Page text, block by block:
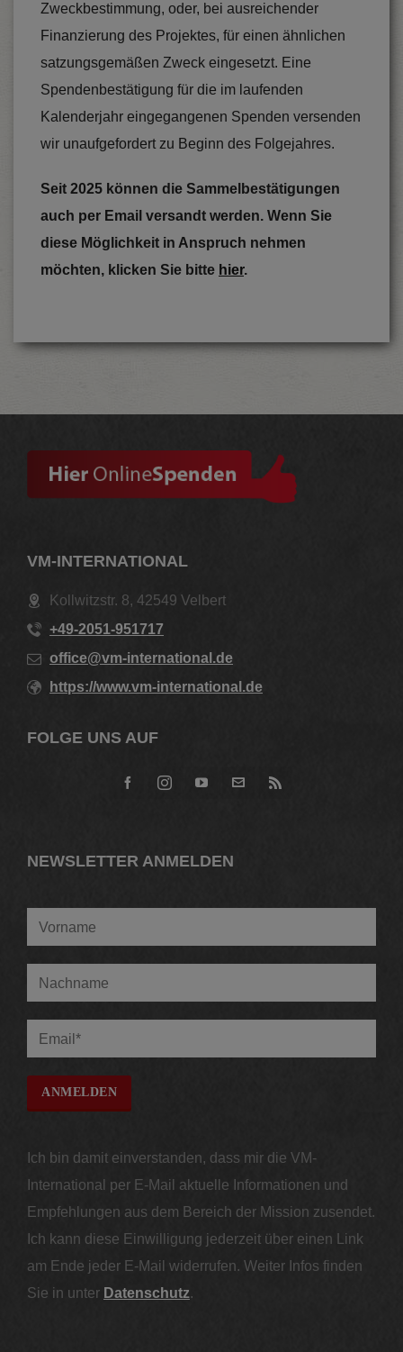
Zweckbestimmung, oder, bei ausreichender
Finanzierung des Projektes, für einen ähnlichen
satzungsgemäßen Zweck eingesetzt. Eine
Spendenbestätigung für die im laufenden
Kalenderjahr eingegangenen Spenden versenden
wir unaufgefordert zu Beginn des Folgejahres.
Seit 2025 können die Sammelbestätigungen
auch per Email versandt werden. Wenn Sie
diese Möglichkeit in Anspruch nehmen
möchten, klicken Sie bitte hier.
VM-INTERNATIONAL
Kollwitzstr. 8, 42549 Velbert
+49-2051-951717
office@vm-international.de
https://www.vm-international.de
FOLGE UNS AUF
NEWSLETTER ANMELDEN
Ich bin damit einverstanden, dass mir die VM-
International per E-Mail aktuelle Informationen und
Empfehlungen aus dem Bereich der Mission zusendet.
Ich kann diese Einwilligung jederzeit über einen Link
am Ende jeder E-Mail widerrufen. Weiter Infos finden
Sie in unter Datenschutz.